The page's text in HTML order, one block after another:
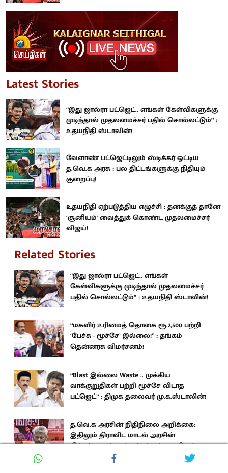
Latest Stories
“இது ஜால்ரா பட்ஜெட்.. எங்கள் கேள்விகளுக்கு
முடிந்தால் முதலமைச்சர் பதில் சொல்லட்டும்” :
உதயநிதி ஸ்டாலின்!
வேளாண் பட்ஜெட்டிலும் ஸ்டிக்கர் ஒட்டிய
த.வெ.க அரசு : பல திட்டங்களுக்கு நிதியும்
குறைப்பு!
உதயநிதி ஏற்படுத்திய எழுச்சி : தனக்குத் தானே
‘சூனியம்' வைத்துக் கொண்ட முதலமைச்சர்
விஜய்!
Related Stories
“இது ஜால்ரா பட்ஜெட்.. எங்கள்
கேள்விகளுக்கு முடிந்தால் முதலமைச்சர்
பதில் சொல்லட்டும்” : உதயநிதி ஸ்டாலின்!
“மகளிர் உரிமைத் தொகை ரூ.2,500 பற்றி
‘பேச்சு - மூச்சே’ இல்லை!” : தங்கம்
தென்னரசு விமர்சனம்!
“Blast இல்லை Waste .. முக்கிய
வாக்குறுதிகள் பற்றி மூச்சே விடாத
பட்ஜெட்” : திமுக தலைவர் மு.க.ஸ்டாலின்!
த.வெ.க அரசின் நிதிநிலை அறிக்கை:
இதிலும் திராவிட மாடல் அரசின்
திட்டங்களுக்கு ஸ்டிக்கர் ஒட்டிய விஜய்!